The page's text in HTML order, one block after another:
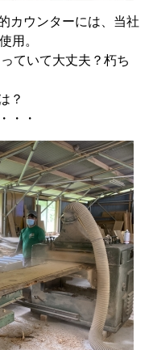
カウンターには、当社
用。
ていて大丈夫？朽ち
？
・・